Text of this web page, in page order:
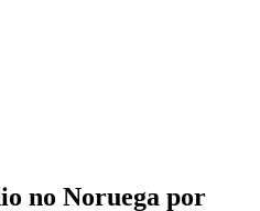
no Noruega por